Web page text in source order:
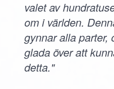
valet av
om i världen.
gynnar alla parter,
glada över att
detta."